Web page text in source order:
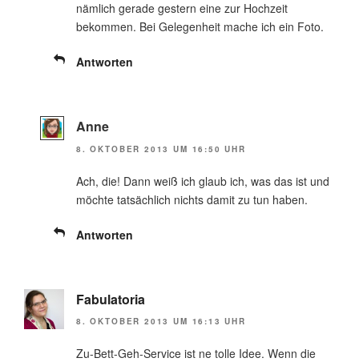
nämlich gerade gestern eine zur Hochzeit
bekommen. Bei Gelegenheit mache ich ein Foto.
Antworten
Anne
8. OKTOBER 2013 UM 16:50 UHR
Ach, die! Dann weiß ich glaub ich, was das ist und
möchte tatsächlich nichts damit zu tun haben.
Antworten
Fabulatoria
8. OKTOBER 2013 UM 16:13 UHR
Zu-Bett-Geh-Service ist ne tolle Idee. Wenn die